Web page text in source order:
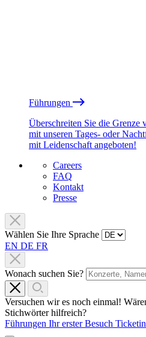
Führungen
Überschreiten Sie die Grenze
mit unseren Tages- oder
mit Leidenschaft angeboten!
Careers
FAQ
Kontakt
Presse
Wählen Sie Ihre Sprache
EN DE FR
Wonach suchen Sie?
Versuchen wir es noch einmal!
Stichwörter hilfreich?
Führungen Ihr erster Besuch